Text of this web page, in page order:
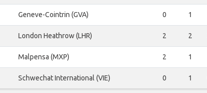
Geneve-Cointrin (GVA) 0 1
London Heathrow (LHR) 2 2
Malpensa (MXP) 2 1
Schwechat International (VIE) 0 1